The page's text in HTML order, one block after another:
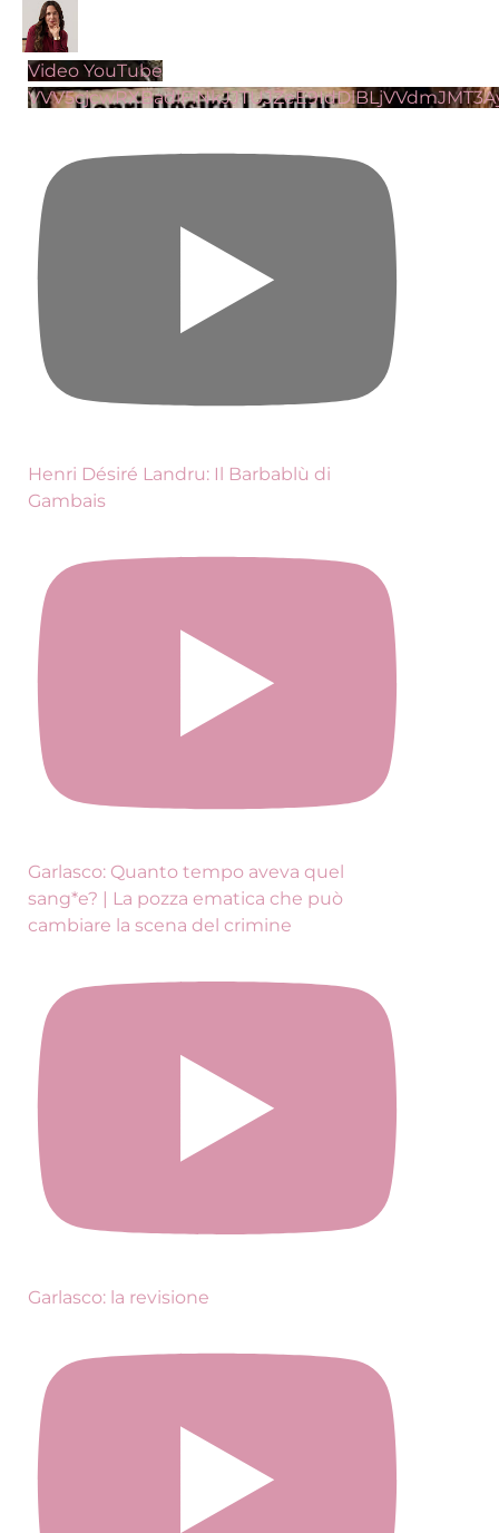
Video YouTube
Henri Désiré Landru: Il Barbablù di
Gambais
Garlasco: Quanto tempo aveva quel
sang*e? | La pozza ematica che può
cambiare la scena del crimine
Garlasco: la revisione